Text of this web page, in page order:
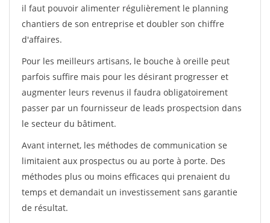
il faut pouvoir alimenter régulièrement le planning
chantiers de son entreprise et doubler son chiffre
d'affaires.
Pour les meilleurs artisans, le bouche à oreille peut
parfois suffire mais pour les désirant progresser et
augmenter leurs revenus il faudra obligatoirement
passer par un fournisseur de leads prospectsion dans
le secteur du bâtiment.
Avant internet, les méthodes de communication se
limitaient aux prospectus ou au porte à porte. Des
méthodes plus ou moins efficaces qui prenaient du
temps et demandait un investissement sans garantie
de résultat.